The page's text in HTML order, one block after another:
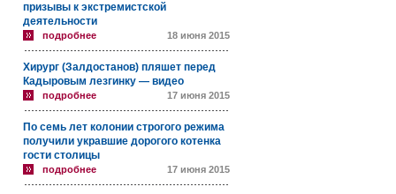
призывы к экстремистской
деятельности
подробнее 18 июня 2015
Хирург (Залдостанов) пляшет перед
Кадыровым лезгинку — видео
подробнее 17 июня 2015
По семь лет колонии строгого режима
получили укравшие дорогого котенка
гости столицы
подробнее 17 июня 2015